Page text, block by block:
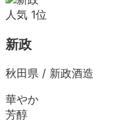
人気 1位
新政
秋田県 / 新政酒造
華やか
芳醇